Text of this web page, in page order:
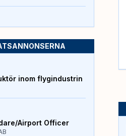
inom flygindustrin
Airport Officer